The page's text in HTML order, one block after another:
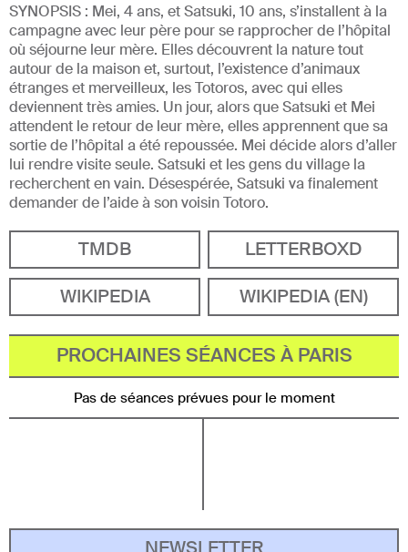
SYNOPSIS : Mei, 4 ans, et Satsuki, 10 ans, s’installent à la
campagne avec leur père pour se rapprocher de l’hôpital
où séjourne leur mère. Elles découvrent la nature tout
autour de la maison et, surtout, l’existence d’animaux
étranges et merveilleux, les Totoros, avec qui elles
deviennent très amies. Un jour, alors que Satsuki et Mei
attendent le retour de leur mère, elles apprennent que sa
sortie de l’hôpital a été repoussée. Mei décide alors d’aller
lui rendre visite seule. Satsuki et les gens du village la
recherchent en vain. Désespérée, Satsuki va finalement
demander de l’aide à son voisin Totoro.
TMDB
LETTERBOXD
WIKIPEDIA
WIKIPEDIA (EN)
PROCHAINES SÉANCES À PARIS
Pas de séances prévues pour le moment